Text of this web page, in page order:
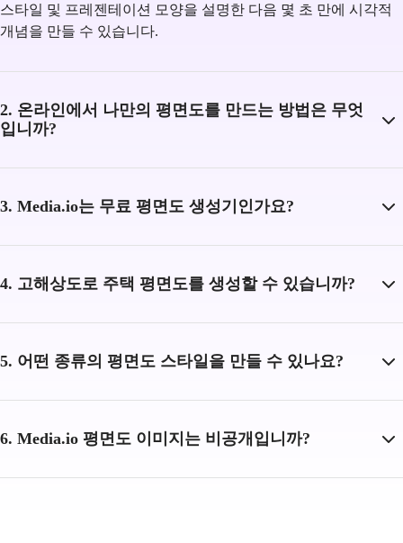
스타일 및 프레젠테이션 모양을 설명한 다음 몇 초 만에 시각적
개념을 만들 수 있습니다.
2. 온라인에서 나만의 평면도를 만드는 방법은 무엇
입니까?
3. Media.io는 무료 평면도 생성기인가요?
4. 고해상도로 주택 평면도를 생성할 수 있습니까?
5. 어떤 종류의 평면도 스타일을 만들 수 있나요?
6. Media.io 평면도 이미지는 비공개입니까?